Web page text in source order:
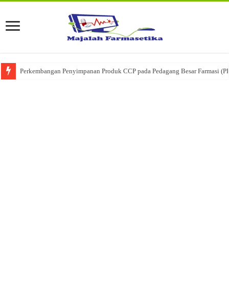
Perkembangan Penyimpanan Produk CCP pada Pedagang Besar Farmasi